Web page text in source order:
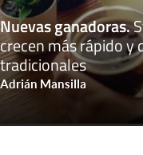
Nuevas ganadoras.
crecen más rápido y
tradicionales
Adrián Mansilla